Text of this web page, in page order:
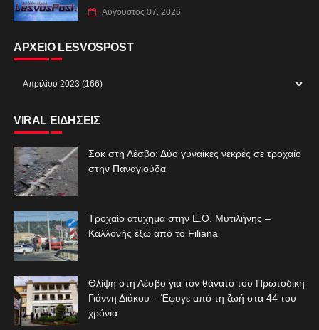
Αύγουστος 07, 2026
ΑΡΧΕΙΟ LESVOSPOST
VIRAL ΕΙΔΗΣΕΙΣ
Σοκ στη Λέσβο: Δύο γυναίκες νεκρές σε τροχαίο
στην Παναγιούδα
Τροχαίο ατύχημα στην Ε.Ο. Μυτιλήνης –
Καλλονής έξω από το Filiana
Θλίψη στη Λέσβο για τον θάνατο του Πρωτοδίκη
Γιάννη Διάκου – Έφυγε από τη ζωή στα 44 του
χρόνια